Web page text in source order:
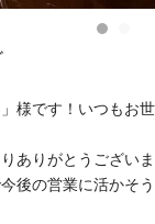
様です！いつもお
ありがとうござい
後の営業に活かそ